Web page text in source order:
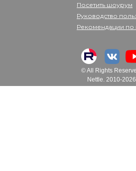
© All Rights
Nettle. 2010-2026
Руководство
Посетить шоурум
Рекомендации по